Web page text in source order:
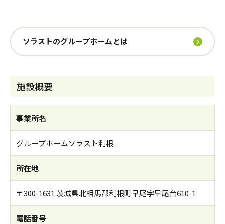
ソラストのグループホームとは
施設概要
事業所名
グループホームソラスト利根
所在地
〒300-1631 茨城県北相馬郡利根町早尾字早尾台610-1
電話番号